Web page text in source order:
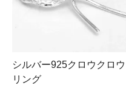
シルバー925クロウクロウ
リング